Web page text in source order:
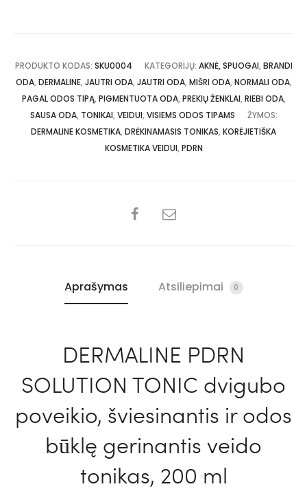
PRODUKTO KODAS: SKU0004 KATEGORIJŲ: AKNĖ, SPUOGAI, BRANDI
ODA, DERMALINE, JAUTRI ODA, JAUTRI ODA, MIŠRI ODA, NORMALI ODA,
PAGAL ODOS TIPĄ, PIGMENTUOTA ODA, PREKIŲ ŽENKLAI, RIEBI ODA,
SAUSA ODA, TONIKAI, VEIDUI, VISIEMS ODOS TIPAMS
ŽYMOS:
DERMALINE KOSMETIKA, DRĖKINAMASIS TONIKAS, KORĖJIETIŠKA
KOSMETIKA VEIDUI, PDRN
Aprašymas Atsiliepimai 0
DERMALINE PDRN
SOLUTION TONIC dvigubo
poveikio, šviesinantis ir odos
būklę gerinantis veido
tonikas, 200 ml